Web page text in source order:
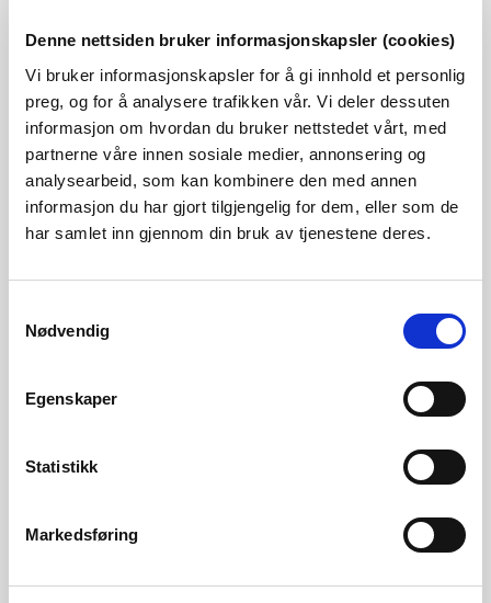
Denne nettsiden bruker informasjonskapsler (cookies)
Vi bruker informasjonskapsler for å gi innhold et personlig
preg, og for å analysere trafikken vår. Vi deler dessuten
informasjon om hvordan du bruker nettstedet vårt, med
partnerne våre innen sosiale medier, annonsering og
analysearbeid, som kan kombinere den med annen
informasjon du har gjort tilgjengelig for dem, eller som de
har samlet inn gjennom din bruk av tjenestene deres.
Nødvendig
Egenskaper
Statistikk
Markedsføring
Inntektsrammer
Pilot- og demonstrasjonsprosjekter
Finansieringsordning for FoU